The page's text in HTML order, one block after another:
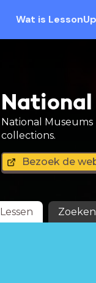
Wat is LessonUp
National
National
collections.
Bezoek de
Lessen Zoeken